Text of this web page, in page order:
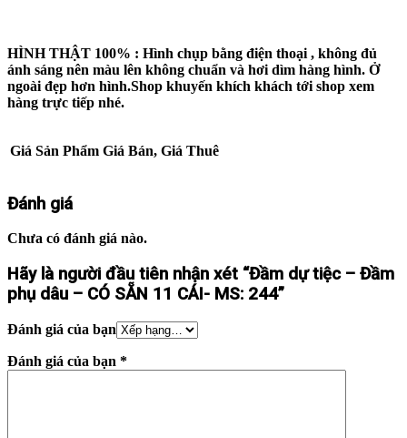
HÌNH THẬT 100% : Hình chụp bằng điện thoại , không đủ
ánh sáng nên màu lên không chuẩn và hơi dìm hàng hình. Ở
ngoài đẹp hơn hình.Shop khuyến khích khách tới shop xem
hàng trực tiếp nhé.
Giá Sản Phẩm Giá Bán, Giá Thuê
Đánh giá
Chưa có đánh giá nào.
Hãy là người đầu tiên nhận xét “Đầm dự tiệc – Đầm
phụ dâu – CÓ SẴN 11 CÁI- MS: 244”
Đánh giá của bạn
Đánh giá của bạn *